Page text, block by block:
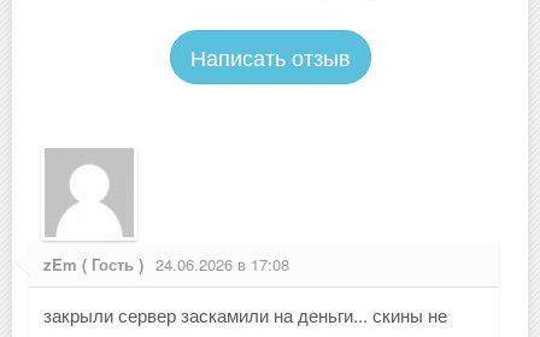
Написать отзыв
zEm ( Гость ) 24.06.2026 в 17:08
закрыли сервер заскамили на деньги... скины не